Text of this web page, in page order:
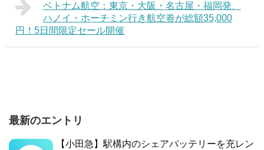
ベトナム航空：東京・大阪・名古屋・福岡発、
ハノイ・ホーチミン行き航空券が総額35,000
円！5日間限定セール開催
最新のエントリ
【小田急】駅構内のシェアバッテリーを充レン